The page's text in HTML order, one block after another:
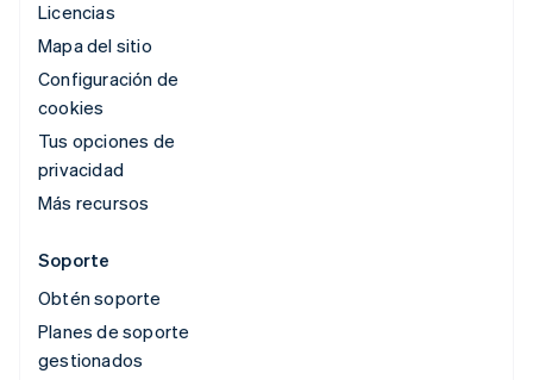
Licencias
Mapa del sitio
Configuración de
cookies
Tus opciones de
privacidad
Más recursos
Soporte
Obtén soporte
Planes de soporte
gestionados